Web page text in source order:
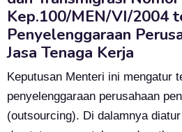
Kep.100/MEN/VI/2004
Penyelenggaraan
Jasa Tenaga Kerja
Keputusan Menteri ini mengatur
penyelenggaraan perusahaan
(outsourcing). Di dalamnya